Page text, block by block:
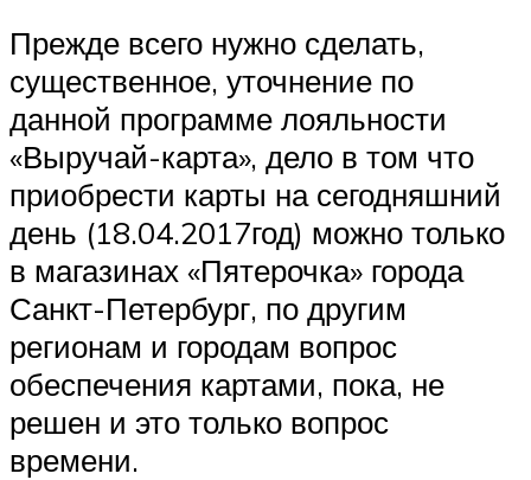
Прежде всего нужно сделать,
существенное, уточнение по
данной программе лояльности
«Выручай-карта», дело в том что
приобрести карты на сегодняшний
день (18.04.2017год) можно только
в магазинах «Пятерочка» города
Санкт-Петербург, по другим
регионам и городам вопрос
обеспечения картами, пока, не
решен и это только вопрос
времени.